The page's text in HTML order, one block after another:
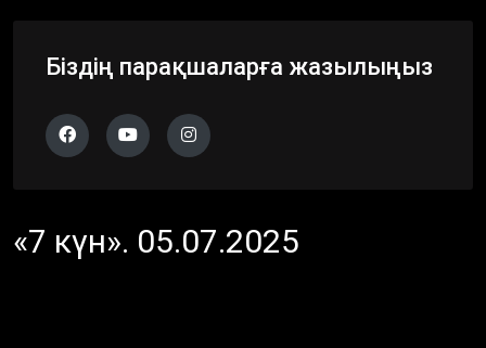
Біздің парақшаларға жазылыңыз
«7 күн». 05.07.2025